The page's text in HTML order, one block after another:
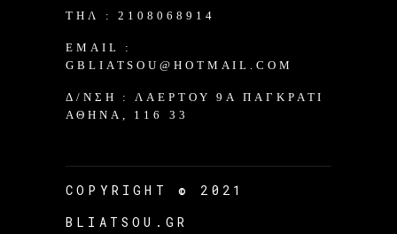
TΗΛ :2108068914
EMAIL :
GBLIATSOU@HOTMAIL.COM
Δ/ΝΣΗ :ΛΑΈΡΤΟΥ 9Α ΠΑΓΚΡΆΤΙ
ΑΘΉΝΑ, 116 33
COPYRIGHT © 2021
BLIATSOU.GR